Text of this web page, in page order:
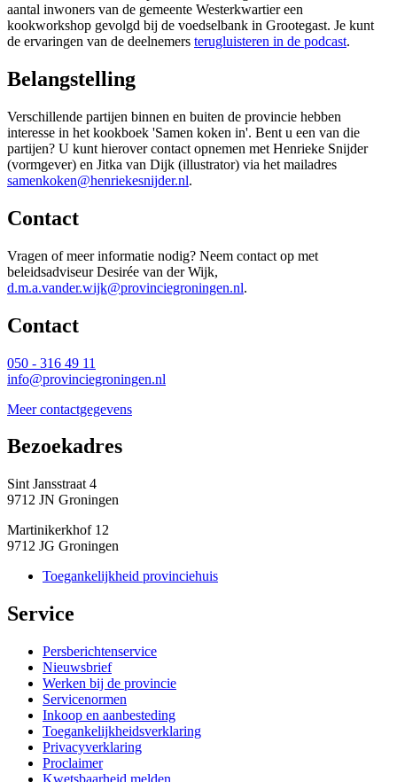
aantal inwoners van de gemeente Westerkwartier een
kookworkshop gevolgd bij de voedselbank in Grootegast. Je kunt
de ervaringen van de deelnemers terugluisteren in de podcast.
Belangstelling
Verschillende partijen binnen en buiten de provincie hebben
interesse in het kookboek 'Samen koken in'. Bent u een van die
partijen? U kunt hierover contact opnemen met Henrieke Snijder
(vormgever) en Jitka van Dijk (illustrator) via het mailadres
samenkoken@henriekesnijder.nl.
Contact
Vragen of meer informatie nodig? Neem contact op met
beleidsadviseur Desirée van der Wijk,
d.m.a.vander.wijk@provinciegroningen.nl.
Contact
050 - 316 49 11
info@provinciegroningen.nl
Meer contactgegevens
Bezoekadres
Sint Jansstraat 4
9712 JN Groningen
Martinikerkhof 12
9712 JG Groningen
Toegankelijkheid provinciehuis
Service
Persberichtenservice
Nieuwsbrief
Werken bij de provincie
Servicenormen
Inkoop en aanbesteding
Toegankelijkheidsverklaring
Privacyverklaring
Proclaimer